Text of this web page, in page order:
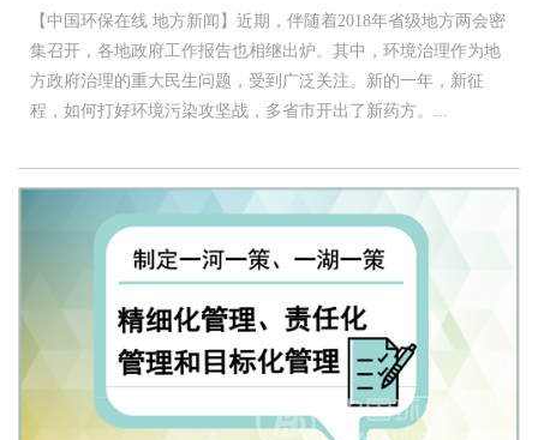
【中国环保在线 地方新闻】近期，伴随着2018年省级地方两会密
集召开，各地政府工作报告也相继出炉。其中，环境治理作为地
方政府治理的重大民生问题，受到广泛关注。新的一年，新征
程，如何打好环境污染攻坚战，多省市开出了新药方。...